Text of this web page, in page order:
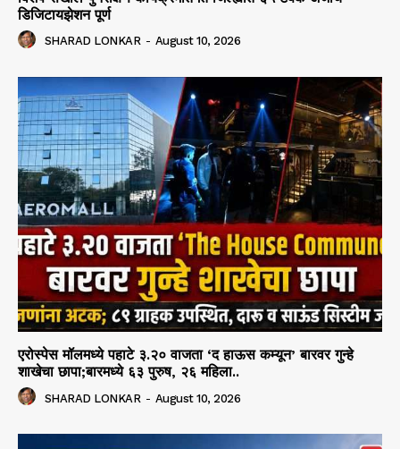
डिजिटायझेशन पूर्ण
SHARAD LONKAR - August 10, 2026
एरोस्पेस मॉलमध्ये पहाटे ३.२० वाजता ‘द हाऊस कम्यून’ बारवर गुन्हे
शाखेचा छापा;बारमध्ये ६३ पुरुष, २६ महिला..
SHARAD LONKAR - August 10, 2026